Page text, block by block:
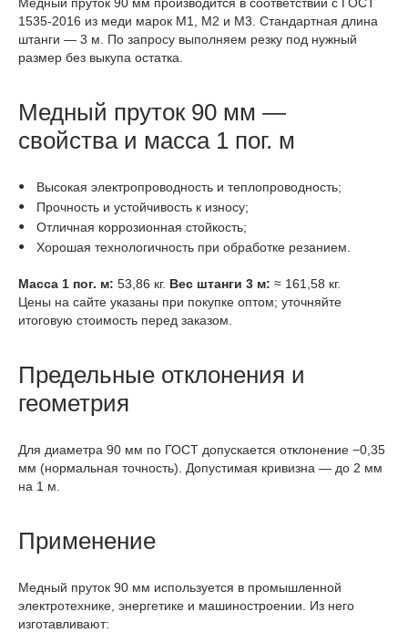
1535-2016 из меди марок М1, М2 и М3. Стандартная длина
штанги — 3 м. По запросу выполняем резку под нужный
размер без выкупа остатка.
Медный пруток 90 мм —
свойства и масса 1 пог. м
Высокая электропроводность и теплопроводность;
Прочность и устойчивость к износу;
Отличная коррозионная стойкость;
Хорошая технологичность при обработке резанием.
Масса 1 пог. м: 53,86 кг. Вес штанги 3 м: ≈ 161,58 кг.
Цены на сайте указаны при покупке оптом; уточняйте
итоговую стоимость перед заказом.
Предельные отклонения и
геометрия
Для диаметра 90 мм по ГОСТ допускается отклонение −0,35
мм (нормальная точность). Допустимая кривизна — до 2 мм
на 1 м.
Применение
Медный пруток 90 мм используется в промышленной
электротехнике, энергетике и машиностроении. Из него
изготавливают: